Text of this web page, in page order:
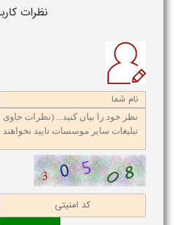
نظرات کاربران